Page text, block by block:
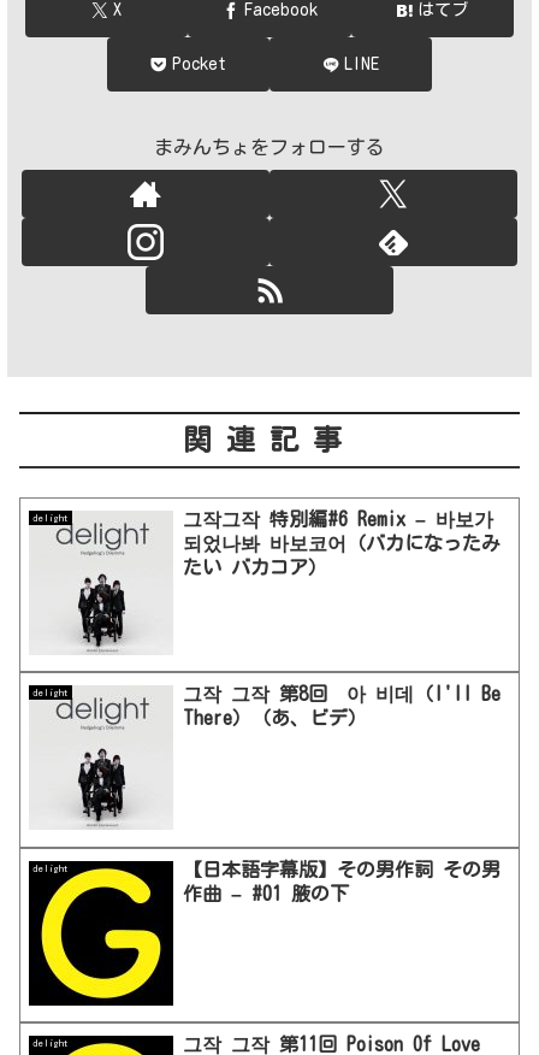
X Facebook はてブ
Pocket LINE
まみんちょをフォローする
関連記事
delight
그작그작 特別編#6 Remix – 바보가
되었나봐 바보코어（バカになったみ
たい バカコア）
delight
그작 그작 第8回 아 비데（I'll Be
There）（あ、ビデ）
delight
【日本語字幕版】その男作詞 その男
作曲 – #01 腋の下
delight 그작 그작 第11回 Poison Of Love